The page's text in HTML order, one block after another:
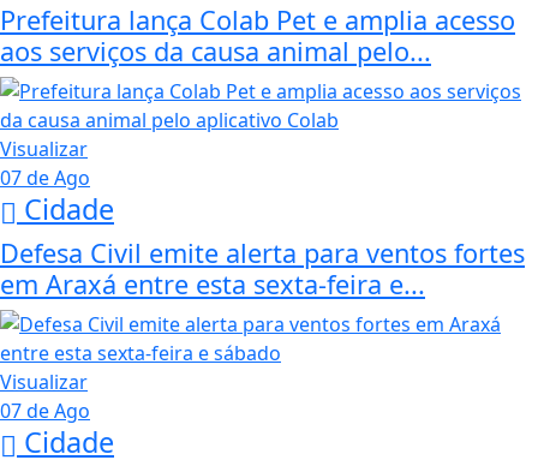
Prefeitura lança Colab Pet e amplia acesso
aos serviços da causa animal pelo...
Visualizar
07 de Ago
Cidade
Defesa Civil emite alerta para ventos fortes
em Araxá entre esta sexta-feira e...
Visualizar
07 de Ago
Cidade